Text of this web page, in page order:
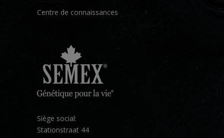
Centre de connaissances
Siège social:
Stationstraat 44